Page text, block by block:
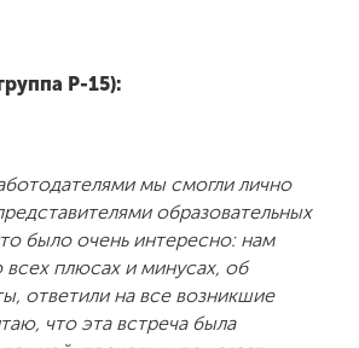
Р-15):
мы смогли лично
образовательных
было очень интересно: нам
всех плюсах и минусах, об
ответили на все возникшие
что эта встреча была